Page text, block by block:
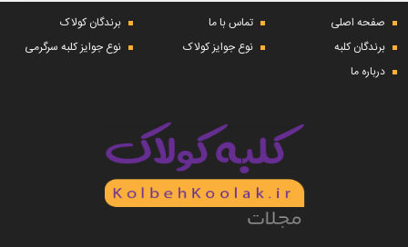
صفحه اصلی تماس با ما
برندگان کولاک
برندگان کلبه
نوع جوایز کولاک
نوع جوایز کلبه سرگرمی
درباره ما